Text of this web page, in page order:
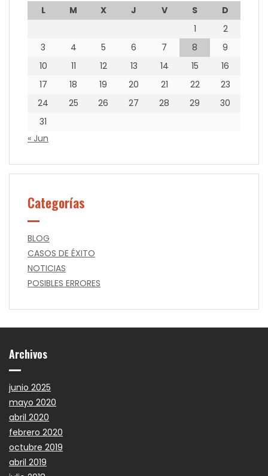
L M X J V S
D
1
2
3
4 5 6 7 8
9
10
11 12 13 14 15
16
17
18 19 20 21 22
23
24
25 26 27 28 29
30
31
« Jun
Categorías
BLOG
CASOS DE ÉXITO
NOTICIAS
POSIBLES ERRORES
Archivos
junio 2025
mayo 2020
abril 2020
febrero 2020
octubre 2019
abril 2019